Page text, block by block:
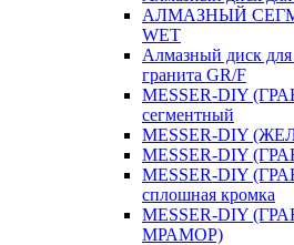
АЛМАЗНЫЙ
WET
Алмазный диск
гранита GR/F
MESSER-DIY
сегментный
MESSER-DIY
MESSER-DIY
MESSER-DIY
сплошная кромка
MESSER-DIY
МРАМОР)